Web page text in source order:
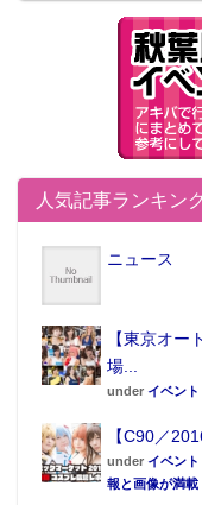
信が発表。 新たな
第3位は、 赤塚不
漫画「天才バカボ
ボン」。 前作から
は、 カラフルでポ
ションなPVも注目
た。
そのほかの傾向と
人気記事ランキン
ニュース
【東京オ
場...
under イベン
【C90／
under イベン
報と画像が満載